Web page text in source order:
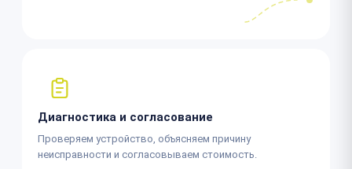
Диагностика и согласование
Проверяем устройство, объясняем причину
неисправности и согласовываем стоимость.